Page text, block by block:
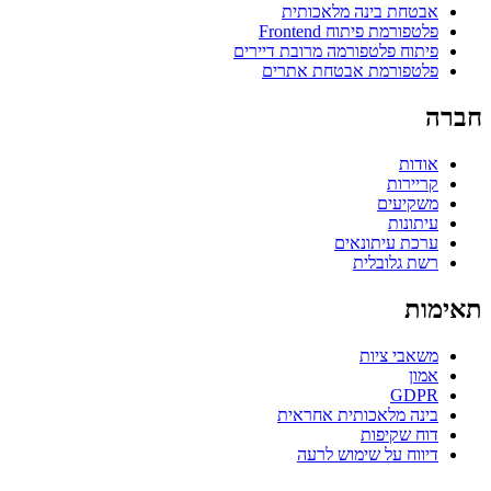
אבטחת בינה מלאכותית
פלטפורמת פיתוח Frontend
פיתוח פלטפורמה מרובת דיירים
פלטפורמת אבטחת אתרים
חברה
אודות
קריירות
משקיעים
עיתונות
ערכת עיתונאים
רשת גלובלית
תאימות
משאבי ציות
אמון
GDPR
בינה מלאכותית אחראית
דוח שקיפות
דיווח על שימוש לרעה